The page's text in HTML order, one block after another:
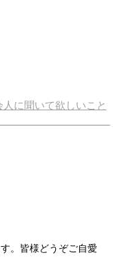
に聞いて欲しいこと
。皆様どうぞご自愛